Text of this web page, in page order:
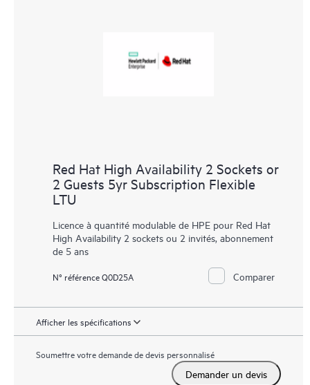
Red Hat High Availability 2 Sockets or
2 Guests 5yr Subscription Flexible
LTU
Licence à quantité modulable de HPE pour Red Hat
High Availability 2 sockets ou 2 invités, abonnement
de 5 ans
N° référence Q0D25A Comparer
Afficher les spécifications
Soumettre votre demande de devis personnalisé
Demander un devis